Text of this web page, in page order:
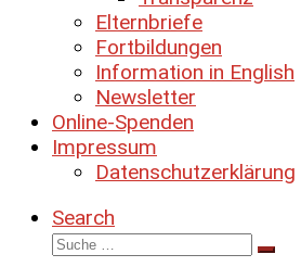
Elternbriefe
Fortbildungen
Information in English
Newsletter
Online-Spenden
Impressum
Datenschutzerklärung
Search
Suche
Suche